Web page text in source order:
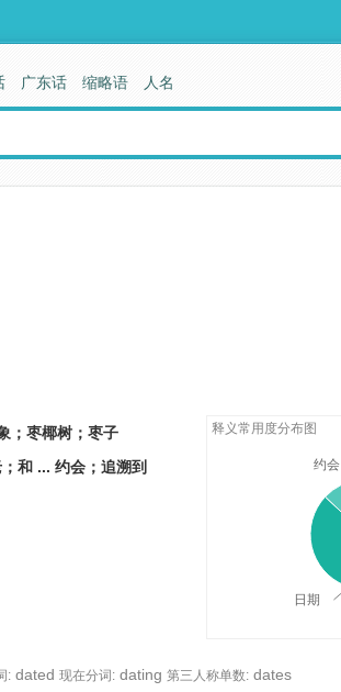
；枣椰树；枣子
和 ... 约会；追溯到
释义常用度分布图
日期
约会
: dated 现在分词: dating 第三人称单数: dates
广东话 缩略语 人名